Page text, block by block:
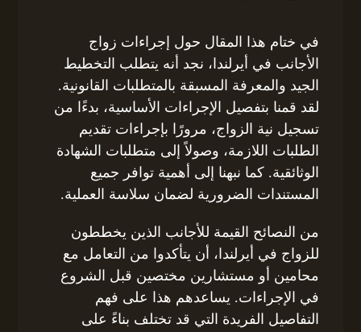
في ختام هذا المقال حول إجراءات زواج
الأجانب في أيرلندا، نجد أنه يتطلب التخطيط
الجيد والمعرفة المسبقة بالمتطلبات القانونية.
لقد قمنا بتفصيل الإجراءات الأساسية، بدءًا من
تسجيل نية الزواج، مرورًا بإجراءات تقديم
الطلبات اللازمة، وصولاً إلى متطلبات الشهادة
الوثائقية. كما نبهنا إلى أهمية توافر جميع
المستندات الضرورية لضمان سلاسة العملية.
من النصائح القيمة للأجانب الذين يخططون
للزواج في أيرلندا، أن يتأكدوا من التعامل مع
محامين أو مستشارين مختصين قبل الشروع
في الإجراءات. يساعدهم هذا على فهم
التفاصيل الفريدة التي قد تختلف بناءً على